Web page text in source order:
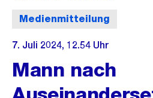
Medienmitteilung
7. Juli 2024, 12.54 Uhr
Mann nach